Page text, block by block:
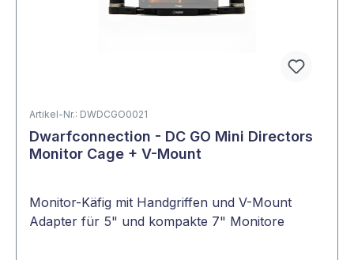
Artikel-Nr.: DWDCGO0021
Dwarfconnection - DC GO Mini Directors
Monitor Cage + V-Mount
Monitor-Käfig mit Handgriffen und V-Mount
Adapter für 5" und kompakte 7" Monitore